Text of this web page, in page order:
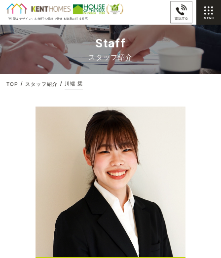
「性能＆デザイン」 お値打ち価格で叶える徳島の注文住宅
スタッフ紹介
Staff
TOP スタッフ紹介 川端 栞